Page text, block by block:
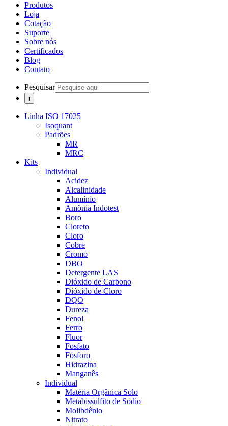
Produtos
Loja
Cotação
Suporte
Sobre nós
Certificados
Blog
Contato
Pesquisar
Linha ISO 17025
Isoquant
Padrões
MR
MRC
Kits
Individual
Acidez
Alcalinidade
Alumínio
Amônia Indotest
Boro
Cloreto
Cloro
Cobre
Cromo
DBO
Detergente LAS
Dióxido de Carbono
Dióxido de Cloro
DQO
Dureza
Fenol
Ferro
Fluor
Fosfato
Fósforo
Hidrazina
Manganês
Individual
Matéria Orgânica Solo
Metabissulfito de Sódio
Molibdênio
Nitrato